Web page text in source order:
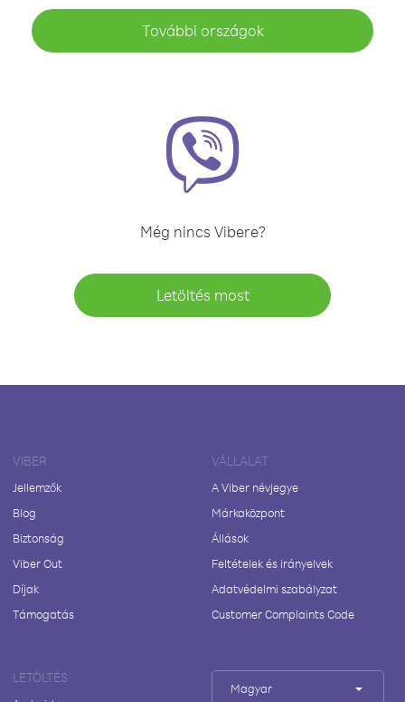
További országok
Még nincs Vibere?
Letöltés most
VIBER
Jellemzők
Blog
Biztonság
Viber Out
Díjak
Támogatás
VÁLLALAT
A Viber névjegye
Márkaközpont
Állások
Feltételek és irányelvek
Adatvédelmi szabályzat
Customer Complaints Code
LETÖLTÉS
Magyar